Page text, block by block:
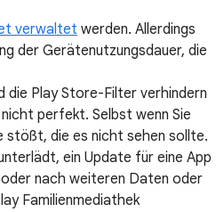
verwaltet werden. Allerdings
der Gerätenutzungsdauer, die
die Play Store-Filter verhindern
perfekt. Selbst wenn Sie
stößt, die es nicht sehen sollte.
ein Update für eine App
nach weiteren Daten oder
Familienmediathek